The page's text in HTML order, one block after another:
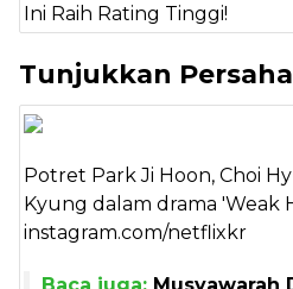
Ini Raih Rating Tinggi!
Tunjukkan
Potret Park Ji Hoon, Choi
Kyung dalam drama 'Weak
instagram.com/netflixkr
Baca juga: Musyawarah